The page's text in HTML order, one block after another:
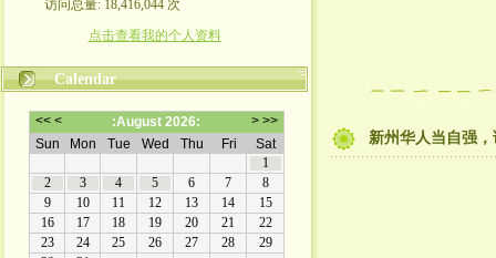
访问总量: 18,416,044 次
点击查看我的个人资料
Calendar
新州华人当自强